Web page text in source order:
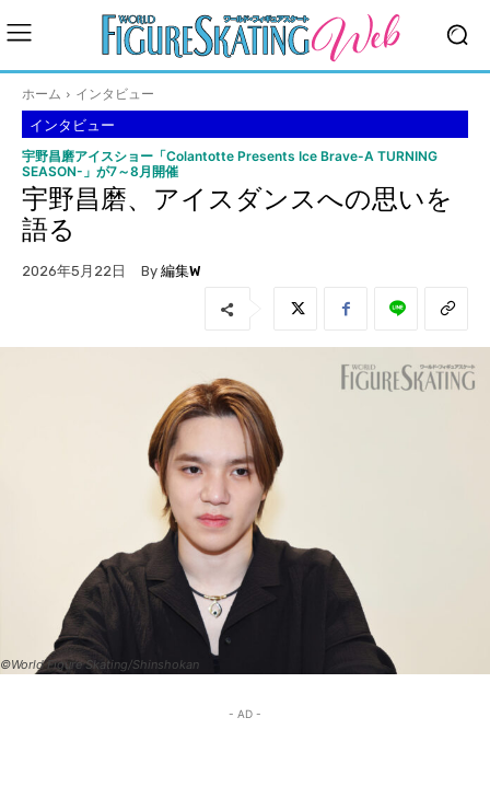
ホーム インタビュー
インタビュー
宇野昌磨アイスショー「Colantotte Presents Ice Brave-A TURNING
SEASON-」が7～8月開催
宇野昌磨、アイスダンスへの思いを
語る
2026年5月22日 By 編集W
©World Figure Skating/Shinshokan
- AD -